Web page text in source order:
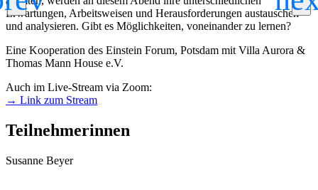
Erwartungen, Arbeitsweisen und Herausforderungen austauschen
und analysieren. Gibt es Möglichkeiten, voneinander zu lernen?
Eine Kooperation des Einstein Forum, Potsdam mit Villa Aurora &
Thomas Mann House e.V.
Auch im Live-Stream via Zoom:
→ Link zum Stream
Teilnehmerinnen
Susanne Beyer